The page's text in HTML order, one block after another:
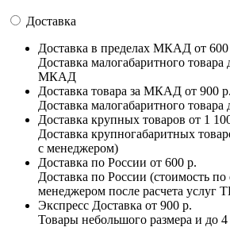
Доставка
Доставка в пределах МКАД от
Доставка малогабаритного товара
МКАД
Доставка товара за МКАД от 900 р.
Доставка малогабаритного
Доставка крупных товаров от 1
Доставка крупногабаритных
с менеджером)
Доставка по России от 600 р.
Доставка по России (стоимость по
менеджером после расчета услуг
Экспресс Доставка от 900 р.
Товары небольшого размера и до